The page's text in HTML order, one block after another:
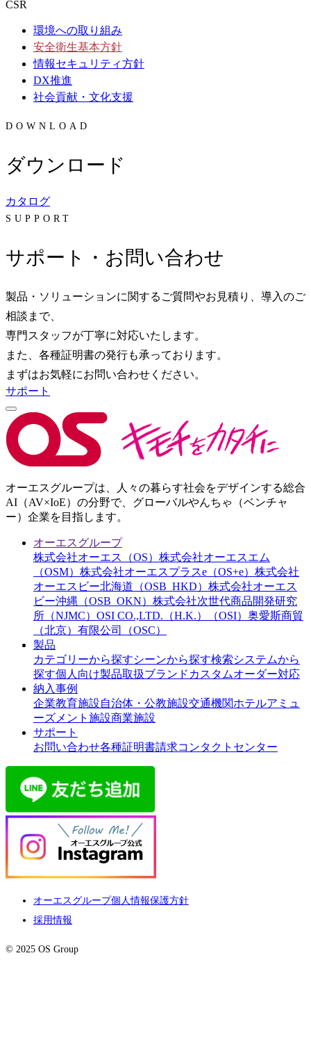
CSR
環境への取り組み
安全衛生基本方針
情報セキュリティ方針
DX推進
社会貢献・文化支援
DOWNLOAD
ダウンロード
カタログ
SUPPORT
サポート・お問い合わせ
製品・ソリューションに関するご質問やお見積り、導入のご
相談まで、
専門スタッフが丁寧に対応いたします。
また、各種証明書の発行も承っております。
まずはお気軽にお問い合わせください。
サポート
オーエスグループは、人々の暮らす社会をデザインする総合
AI（AV×IoE）の分野で、グローバルやんちゃ（ベンチャ
ー）企業を目指します。
オーエスグループ
株式会社オーエス（OS） 株式会社オーエスエム
（OSM） 株式会社オーエスプラスe（OS+e） 株式会社
オーエスビー北海道（OSB_HKD） 株式会社オーエス
ビー沖縄（OSB_OKN） 株式会社次世代商品開発研究
所（NJMC） OSI CO.,LTD.（H.K.）（OSI） 奥愛斯商貿
（北京）有限公司（OSC）
製品
カテゴリーから探すシーンから探す検索システムから
探す個人向け製品取扱ブランド カスタムオーダー対応
納入事例
企業教育施設自治体・公教施設交通機関ホテルアミュ
ーズメント施設商業施設
サポート
お問い合わせ各種証明書請求コンタクトセンター
オーエスグループ個人情報保護方針
採用情報
© 2025 OS Group